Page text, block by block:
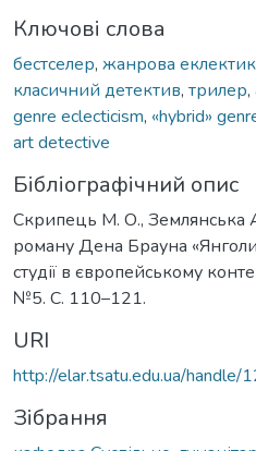
Ключові слова
бестселер, жанрова
класичний детектив, трилер,
genre eclecticism, «hybrid»
art detective
Бібліографічний опис
Скрипець М. О., Землянська
роману Дена Брауна «Янголи
студії в європейському
№5. С. 110–121.
URI
http://elar.tsatu.edu.ua/
Зібрання